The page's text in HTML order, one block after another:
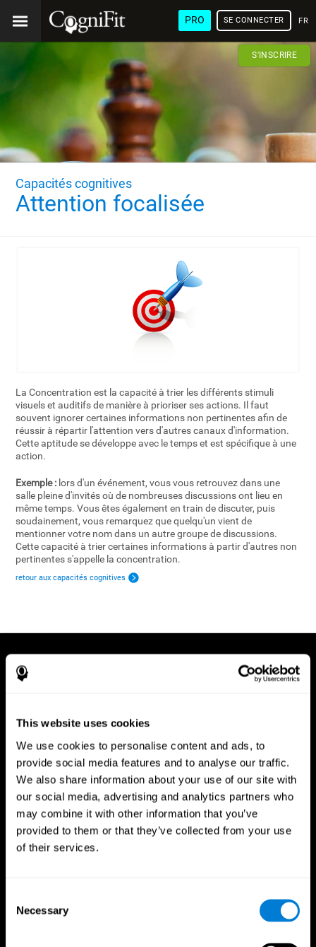
This website uses cookies
We use cookies to personalise content and ads, to
provide social media features and to analyse our traffic.
We also share information about your use of our site with
our social media, advertising and analytics partners who
may combine it with other information that you’ve
provided to them or that they’ve collected from your use
of their services.
Selection
Necessary
PRO SE CONNECTER
S'INSCRIRE
Capacités cognitives
Attention focalisée
La Concentration est la capacité à trier les différents stimuli
visuels et auditifs de manière à prioriser ses actions. Il faut
souvent ignorer certaines informations non pertinentes afin de
réussir à répartir l'attention vers d'autres canaux d'information.
Cette aptitude se développe avec le temps et est spécifique à une
action.
Exemple : lors d'un événement, vous vous retrouvez dans une
salle pleine d'invités où de nombreuses discussions ont lieu en
même temps. Vous êtes également en train de discuter, puis
soudainement, vous remarquez que quelqu'un vient de
mentionner votre nom dans un autre groupe de discussions.
Cette capacité à trier certaines informations à partir d'autres non
pertinentes s'appelle la concentration.
retour aux capacités cognitives